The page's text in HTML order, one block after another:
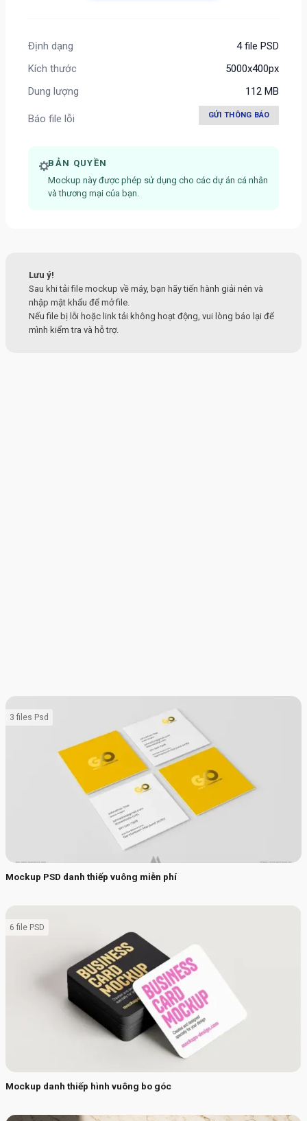
Định dạng
4 file PSD
Kích thước
5000x400px
Dung lượng
112 MB
Báo file lỗi GỬI THÔNG BÁO
BẢN QUYỀN
Mockup này được phép sử dụng cho các dự án cá nhân
và thương mại của bạn.
Lưu ý!
Sau khi tải file mockup về máy, bạn hãy tiến hành giải nén và
nhập mật khẩu để mở file.
Nếu file bị lỗi hoặc link tải không hoạt động, vui lòng báo lại để
mình kiểm tra và hỗ trợ.
Mockup PSD danh thiếp vuông miễn phí
3 files Psd
Mockup danh thiếp hình vuông bo góc
6 file PSD